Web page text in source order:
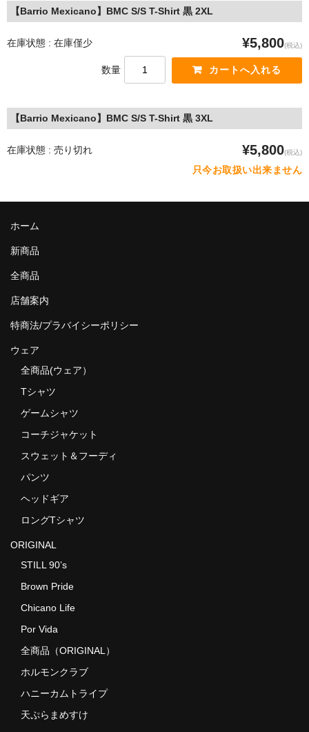
【Barrio Mexicano】BMC S/S T-Shirt 黒 2XL
在庫状態 : 在庫僅少 ¥5,800(税込)
数量
【Barrio Mexicano】BMC S/S T-Shirt 黒 3XL
在庫状態 : 売り切れ ¥5,800(税込)
只今お取扱い出来ません
ホーム
新商品
全商品
店舗案内
特商法/プラバイシーポリシー
ウェア
全商品(ウェア）
Tシャツ
ゲームシャツ
コーチジャケット
スウェット＆フーディ
パンツ
ヘッドギア
ロングTシャツ
ORIGINAL
STILL 90’s
Brown Pride
Chicano Life
Por Vida
全商品（ORIGINAL）
ホルモンクラブ
ハニーカムトライプ
天ぷらまめすけ